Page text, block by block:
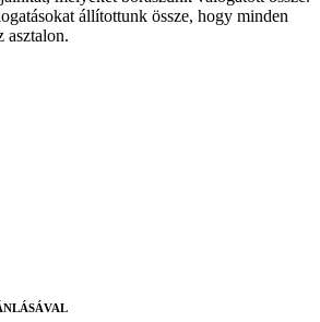
állítottunk össze, hogy minden
asztalon.